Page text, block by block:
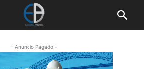
- Anuncio Pagado -